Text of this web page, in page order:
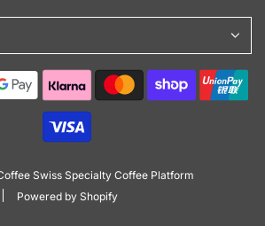
Swiss Specialty Coffee Platform
Powered by Shopify